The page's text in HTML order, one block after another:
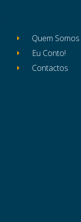
Quem Somos
Eu Conto!
Contactos